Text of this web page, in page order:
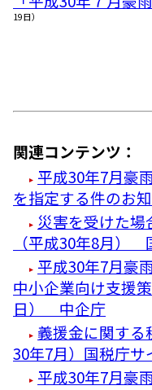
19日）
関連コンテンツ：
平成30年7月豪
を指定する件のお
災害を受けた場
（平成30年8月）
平成30年7月豪
中小企業向け支援
日） 中企庁
義援金に関す
30年7月）国税庁サ
平成30年7月豪